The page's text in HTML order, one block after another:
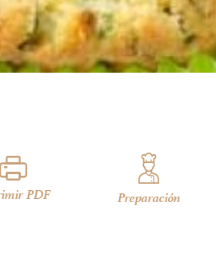
PDF Preparación